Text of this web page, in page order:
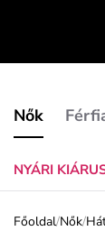
Nők
NYÁRI
Főoldal/Nők/